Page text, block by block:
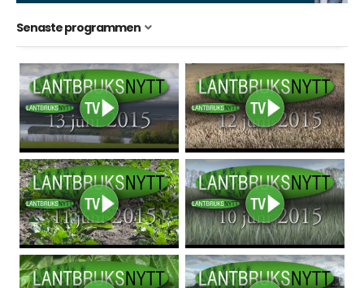
Senaste programmen